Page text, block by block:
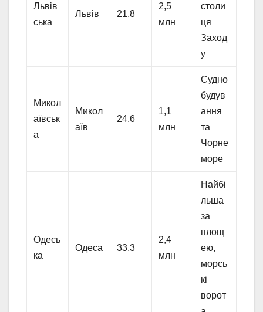
Львів
ська
Львів 21,8
2,5
млн
столи
ця
Заход
у
Микол
аївськ
а
Микол
аїв
24,6
1,1
млн
Судно
будув
ання
та
Чорне
море
Одесь
ка
Одеса 33,3
2,4
млн
Найбі
льша
за
площ
ею,
морсь
кі
ворот